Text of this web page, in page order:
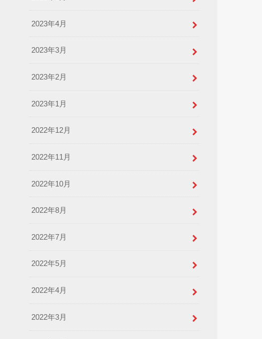
2023年4月
2023年3月
2023年2月
2023年1月
2022年12月
2022年11月
2022年10月
2022年8月
2022年7月
2022年5月
2022年4月
2022年3月